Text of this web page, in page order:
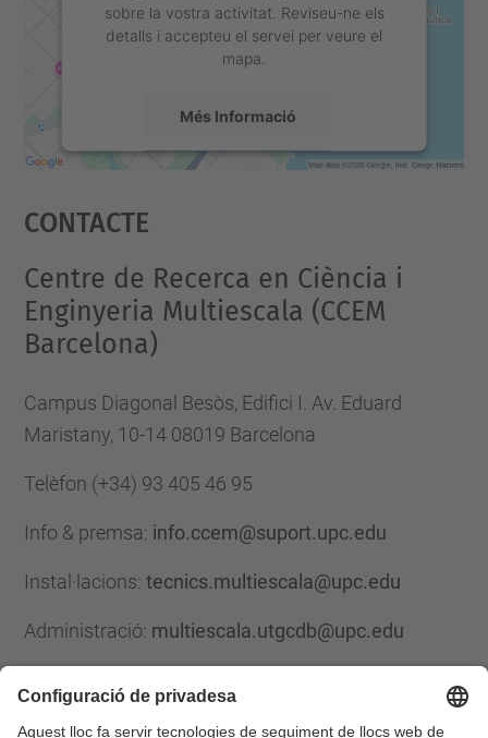
sobre la vostra activitat. Reviseu-ne els
detalls i accepteu el servei per veure el
mapa.
Més Informació
powered by
Contacte
Centre de Recerca en Ciència i
Enginyeria Multiescala (CCEM
Barcelona)
Campus Diagonal Besòs, Edifici I. Av. Eduard
Maristany, 10-14 08019 Barcelona
Telèfon (+34) 93 405 46 95
Info & premsa: info.ccem@suport.upc.edu
Instal·lacions: tecnics.multiescala@upc.edu
Administració: multiescala.utgcdb@upc.edu